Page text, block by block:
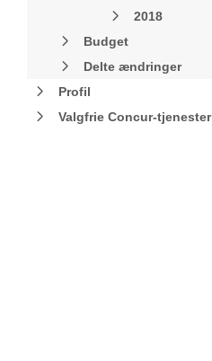
2018
Budget
Delte ændringer
Profil
Valgfrie Concur-tjenester